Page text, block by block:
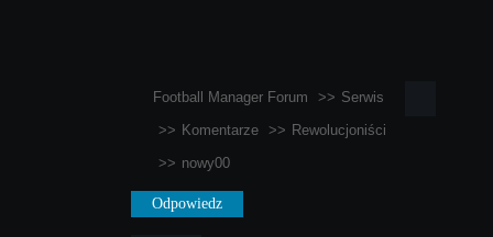
Football Manager Forum
Serwis
Komentarze
Rewolucjoniści
nowy00
Odpowiedz